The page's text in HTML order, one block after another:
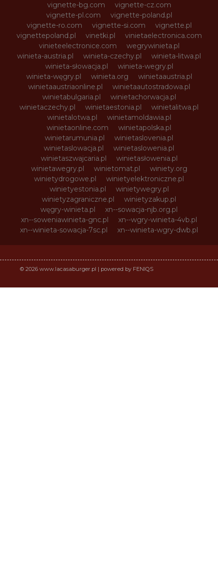
vignette-bg.com
vignette-cz.com
vignette-pl.com
vignette-poland.pl
vignette-ro.com
vignette-si.com
vignette.pl
vignettepoland.pl
vinetki.pl
vinietaelectronica.com
vinieteelectronice.com
wegrywinieta.pl
winieta-austria.pl
winieta-czechy.pl
winieta-litwa.pl
winieta-słowacja.pl
winieta-wegry.pl
winieta-węgry.pl
winieta.org
winietaaustria.pl
winietaaustriaonline.pl
winietaautostradowa.pl
winietabulgaria.pl
winietachorwacja.pl
winietaczechy.pl
winietaestonia.pl
winietalitwa.pl
winietalotwa.pl
winietamoldawia.pl
winietaonline.com
winietapolska.pl
winietarumunia.pl
winietaslovenia.pl
winietaslowacja.pl
winietaslowenia.pl
winietaszwajcaria.pl
winietasłowenia.pl
winietawegry.pl
winietomat.pl
winiety.org
winietydrogowe.pl
winietyelektroniczne.pl
winietyestonia.pl
winietywegry.pl
winietyzagraniczne.pl
winietyzakup.pl
węgry-winieta.pl
xn--sowacja-njb.org.pl
xn--soweniawinieta-gnc.pl
xn--wgry-winieta-4vb.pl
xn--winieta-sowacja-7sc.pl
xn--winieta-wgry-dwb.pl
© 2026 www.lacasaburger.pl | powered by FENIQS